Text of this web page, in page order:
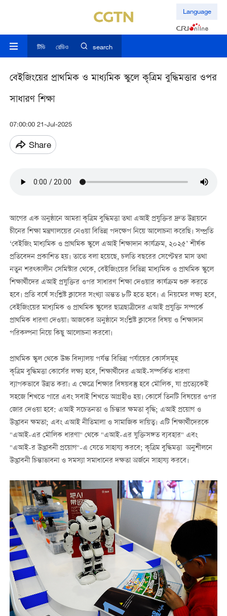
Language
টিভি রেডিও search
বেইজিংয়ের প্রাথমিক ও মাধ্যমিক স্কুলে কৃত্রিম বুদ্ধিমত্তার ওপর
সাধারণ শিক্ষা
07:00:00 21-Jul-2025
Share
আগের এক অনুষ্ঠানে আমরা কৃত্রিম বুদ্ধিমত্তা তথা এআই প্রযুক্তির দ্রুত উন্নয়নে
চীনের শিক্ষা মন্ত্রণালয়ের নেওয়া বিভিন্ন পদক্ষেপ নিয়ে আলোচনা করেছি। সম্প্রতি
‘বেইজিং মাধ্যমিক ও প্রাথমিক স্কুলে এআই শিক্ষাদান কার্যক্রম, ২০২৫’ শীর্ষক
প্রতিবেদন প্রকাশিত হয়। তাতে বলা হয়েছে, চলতি বছরের সেপ্টেম্বর মাস তথা
নতুন শরত্কালীন সেমিস্টার থেকে, বেইজিংয়ের বিভিন্ন মাধ্যমিক ও প্রাথমিক স্কুলে
শিক্ষার্থীদের এআই প্রযুক্তির ওপর সাধারণ শিক্ষা দেওয়ার কার্যক্রম শুরু করতে
হবে। প্রতি বর্ষে সংশ্লিষ্ট ক্লাসের সংখ্যা অন্তত ৮টি হতে হবে। এ নিয়মের লক্ষ্য হবে,
বেইজিংয়ের মাধ্যমিক ও প্রাথমিক স্কুলের ছাত্রছাত্রীদের এআই প্রযুক্তি সম্পর্কে
প্রাথমিক ধারণা দেওয়া। আজকের অনুষ্ঠানে সংশ্লিষ্ট ক্লাসের বিষয় ও শিক্ষাদান
পরিকল্পনা নিয়ে কিছু আলোচনা করবো।
প্রাথমিক স্কুল থেকে উচ্চ বিদ্যালয় পর্যন্ত বিভিন্ন পর্যায়ের কোর্সসমূহ
কৃত্রিম বুদ্ধিমত্তা কোর্সের লক্ষ্য হবে, শিক্ষার্থীদের এআই-সম্পর্কিত ধারণা
ব্যাপকভাবে উন্নত করা। এ ক্ষেত্রে শিক্ষার বিষয়বস্তু হবে মৌলিক, যা প্রত্যেকেই
সহজে শিখতে পারে এবং সবাই শিখতে আগ্রহীও হয়। কোর্সে তিনটি বিষয়ের ওপর
জোর দেওয়া হবে: এআই সচেতনতা ও চিন্তার ক্ষমতা বৃদ্ধি; এআই প্রয়োগ ও
উদ্ভাবন ক্ষমতা; এবং এআই নীতিমালা ও সামাজিক দায়িত্ব। এটি শিক্ষার্থীদেরকে
"এআই-এর মৌলিক ধারণা" থেকে "এআই-এর যুক্তিসঙ্গত ব্যবহার" এবং
"এআই-র উদ্ভাবনী প্রয়োগ"-এ যেতে সাহায্য করবে; কৃত্রিম বুদ্ধিমত্তা অনুশীলনে
উদ্ভাবনী চিন্তাভাবনা ও সমস্যা সমাধানের দক্ষতা অর্জনে সাহায্য করবে।